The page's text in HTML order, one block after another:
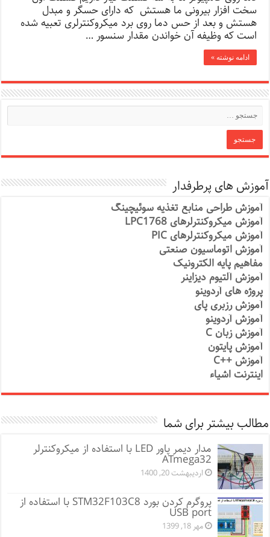
سخت افزار بیرونی ما هستش که دارای حسگر و مبدل
هستش و بعد از حس دما روی برد میکروکنترلری تعبیه شده
است که وظیفه آن خواندن مقدار سنسور …
ادامه نوشته »
آموزش های پرطرفدار
آموزش طراحی منابع تغذیه سوئیچینگ
آموزش میکروکنترلرهای LPC1768
آموزش میکروکنترلرهای PIC
آموزش اتوماسیون صنعتی
مفاهیم پایه الکترونیک
آموزش آلتیوم دیزاینر
پروژه های آردوینو
آموزش رزبری پای
آموزش آردوینو
آموزش زبان C
آموزش پایتون
آموزش ++C
اینترنت اشیاء
مطالب بیشتر برای شما
مدار دیمر پاور LED با استفاده از میکروکنترلر
ATmega32
اردیبهشت 20, 1400
پروگرم کردن بورد STM32F103C8 با استفاده از
USB port
مهر 18, 1399